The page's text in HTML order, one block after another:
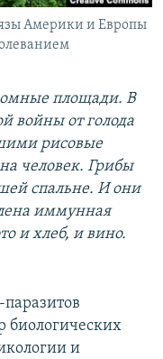
Америки и Европы
площади. В
войны от голода
рисовые
человек. Грибы
спальне. И они
иммунная
и хлеб, и вино.
биологических
и